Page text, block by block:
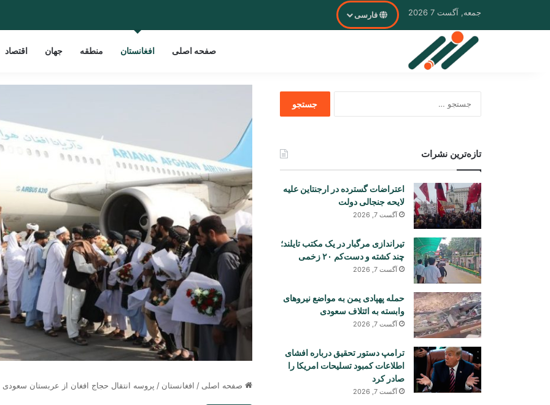
جمعه, آگست 7 2026 فارسی
صفحه اصلی افغانستان منطقه جهان اقتصاد
صفحه اصلی / افغانستان / پروسه انتقال حجاج افغان از عربستان سعودی
تازه‌ترین نشرات
اعتراضات گسترده در ارجنتاین علیه
لایحه جنجالی دولت
آگست 7, 2026
تیراندازی مرگبار در یک مکتب تایلند؛
چند کشته و دست‌کم ۲۰ زخمی
آگست 7, 2026
حمله پهپادی یمن به مواضع نیروهای
وابسته به ائتلاف سعودی
آگست 7, 2026
ترامپ دستور تحقیق درباره افشای
اطلاعات کمبود تسلیحات امریکا را
صادر کرد
آگست 7, 2026